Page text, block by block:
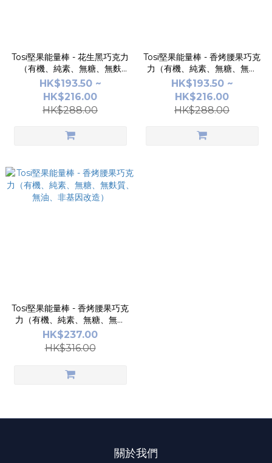
Tosi堅果能量棒 - 花生黑巧克力
（有機、純素、無糖、無麩
質、無油、非基因改造）
HK$193.50 ~
HK$216.00
HK$288.00
Tosi堅果能量棒 - 香烤腰果巧克
力（有機、純素、無糖、無麩
質、無油、非基因改造）
HK$193.50 ~
HK$216.00
HK$288.00
Tosi堅果能量棒 - 香烤腰果巧克
力（有機、純素、無糖、無麩
質、無油、非基因改造）
HK$237.00
HK$316.00
關於我們